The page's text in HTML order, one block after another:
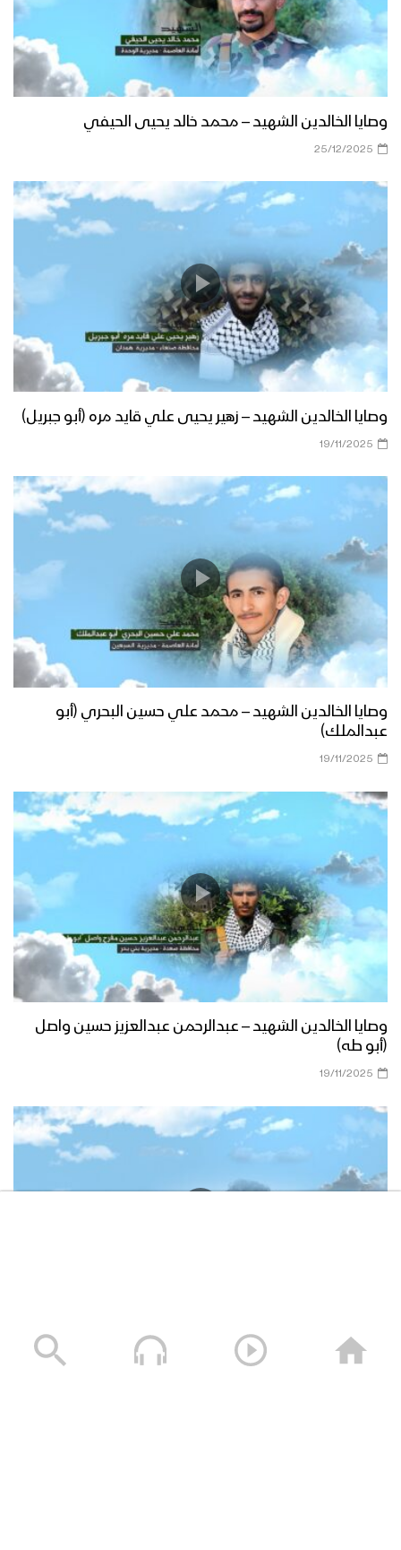
وصايا الخالدين الشهيد – محمد خالد يحيى الحيفي
25/12/2025
وصايا الخالدين الشهيد – زهير يحيى علي قايد مره (أبو جبريل)
19/11/2025
وصايا الخالدين الشهيد – محمد علي حسين البحري (أبو
عبدالملك)
19/11/2025
وصايا الخالدين الشهيد – عبدالرحمن عبدالعزيز حسين واصل
(أبو طه)
19/11/2025
وصايا الخالدين الشهيد – صالح عبدالله صالح جوين (أبو خليل)